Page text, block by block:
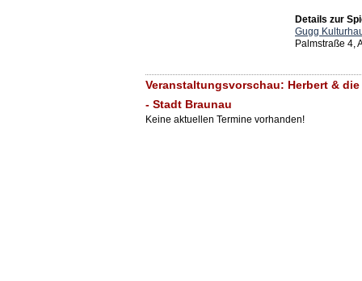
Details zur
Gugg
Palmstraße 4,
Veranstaltungsvorschau: Herbert &
- Stadt Braunau
Keine aktuellen Termine vorhanden!